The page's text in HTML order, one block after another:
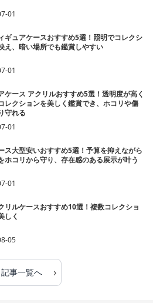
01
ギュアケースおすすめ5選！照明でコレクシ
え、暗い場所でも鑑賞しやすい
01
ケース アクリルおすすめ5選！透明度が高く
レクションを美しく鑑賞でき、ホコリや傷
守れる
01
ス大型安いおすすめ5選！予算を抑えながら
ホコリから守り、存在感のある展示が叶う
01
リルケースおすすめ10選！複数コレクショ
しく
05
記事一覧へ ›